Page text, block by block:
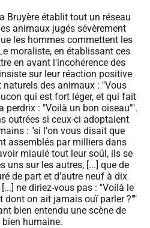
Bruyère établit tout un réseau
animaux jugés sévèrement
les hommes commettent les
moraliste, en établissant ces
en avant l'incohérence des
sur leur réaction positive
des animaux : "Vous
qui est fort léger, et qui fait
perdrix : "Voilà un bon oiseau"".
outrées si ceux-ci adoptaient
: "si l'on vous disait que
assemblés par milliers dans
miaulé tout leur soûl, ils se
uns sur les autres, [...] que de
de part et d'autre neuf à dix
ne diriez-vous pas : "Voilà le
dont on ait jamais ouï parler ?""
bien entendu une scène de
humaine.